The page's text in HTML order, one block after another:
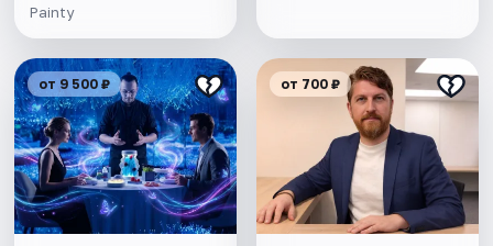
Painty
от 9 500 ₽ от 700 ₽